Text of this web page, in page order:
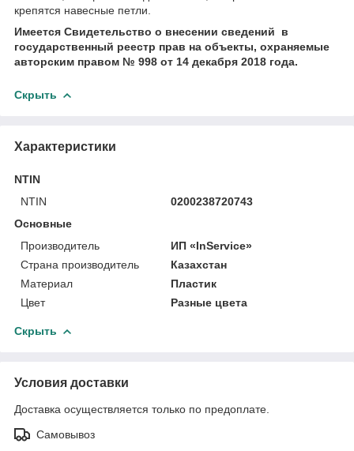
крепятся навесные петли.
Имеется Свидетельство о внесении сведений в
государственный реестр прав на объекты, охраняемые
авторским правом № 998 от 14 декабря 2018 года.
Скрыть
Характеристики
NTIN
NTIN
0200238720743
Основные
Производитель
ИП «InService»
Страна производитель
Казахстан
Материал
Пластик
Цвет
Разные цвета
Скрыть
Условия доставки
Доставка осуществляется только по предоплате.
Самовывоз